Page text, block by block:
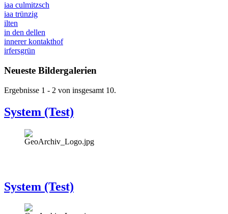
iaa culmitzsch
iaa trünzig
ilten
in den dellen
innerer kontakthof
irfersgrün
Neueste Bildergalerien
Ergebnisse 1 - 2 von insgesamt 10.
System (Test)
System (Test)